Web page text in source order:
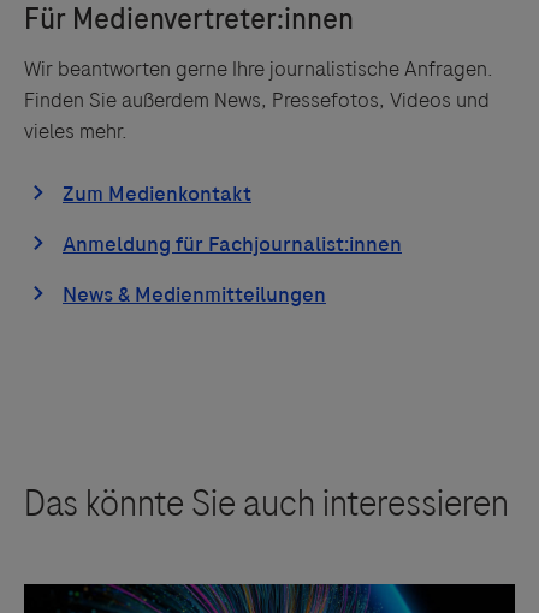
Wir beantworten gerne Ihre journalistische Anfragen.
Finden Sie außerdem News, Pressefotos, Videos und
vieles mehr.